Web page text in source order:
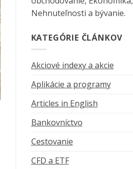
Nehnuteľnosti a bývanie.
KATEGÓRIE ČLÁNKOV
Akciové indexy a akcie
Aplikácie a programy
Articles in English
Bankovníctvo
Cestovanie
CFD a ETF